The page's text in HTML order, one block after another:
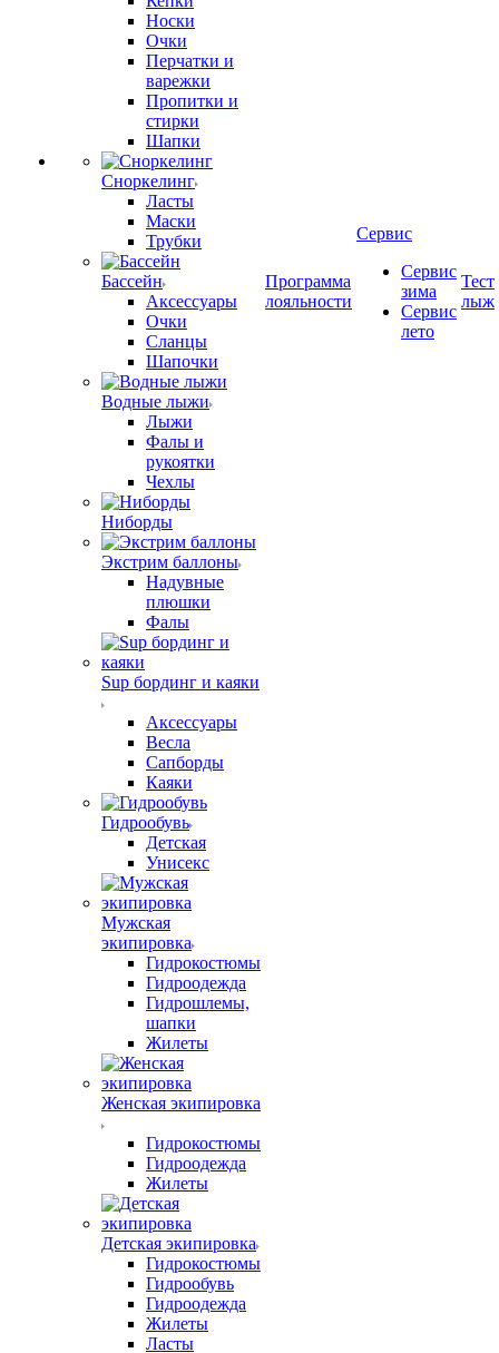
Носки
Очки
Перчатки и
варежки
Пропитки и
стирки
Шапки
Сноркелинг
Ласты
Маски
Трубки
Бассейн
Аксессуары
Очки
Сланцы
Шапочки
Водные лыжи
Лыжи
Фалы и
рукоятки
Чехлы
Ниборды
Экстрим баллоны
Надувные
плюшки
Фалы
Sup бординг и каяки
Аксессуары
Весла
Сапборды
Каяки
Гидрообувь
Детская
Унисекс
Мужская
экипировка
Гидрокостюмы
Гидроодежда
Гидрошлемы,
шапки
Жилеты
Женская экипировка
Гидрокостюмы
Гидроодежда
Жилеты
Детская экипировка
Гидрокостюмы
Гидрообувь
Гидроодежда
Жилеты
Ласты
Программа
лояльности
Сервис
Сервис
зима
Сервис
лето
Тест
лыж